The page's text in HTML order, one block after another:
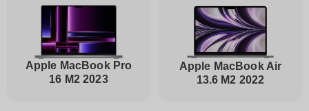
Apple MacBook Pro
16 M2 2023
Apple MacBook Air
13.6 M2 2022